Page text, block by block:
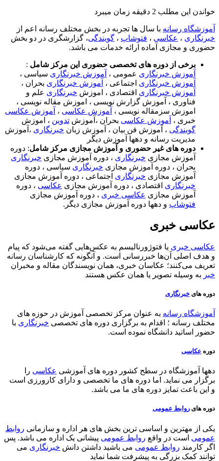
خواندن این مطلب 2 دقیقه زمان میبرد
آموزشگاه رسانه با سال ها تجربه در بخش مختلف رسانه اعم از
خبرنگاری ، عکاسی ، فتوشاپ ، گویندگی، گزارشگری در دو بخش
حضوری و مجازی آماده ارائه خدمات می باشد.
برخی از دوره های تخصصی حضوری این مرکز شامل :
آموزش خبرنگاری عمومی ، آموزش خبرنگاری سیاسی ،
آموزش خبرنگاری اجتماعی ، آموزش خبرنگاری بحران ،
آموزش خبرنگاری اقتصادی ، اموزش خبرنگاری علم و
فناوری ، آموزش گزارش نویسی ، اموزش مقاله نویسی ،
اموزش سزمقاله نویسی ، آموزش عکاسی ، آموزش عکاسی
خبری ، آموزش عکاسی بحران ،آموزش تدوین ، اموزش
گویندگی ، آموزش فن بیان ، آموزش زبان خبرنگاری ،آموزش
مدیریت رسانه و دهها آموزش دیگر
دوره های غیر حضوری و آموزش مجازی مرکز شامل: دوره
آموزش مجازی خبرنگاری ، دوره آموزش مجازی خبرنگاری
بحران ، دوره آموزش مجازی خبرنگاری سیاسی ، دوره
آموزش مجازی خبرنگاری اجتماعی ، دوره آموزش مجازی
خبرنگاری اقتصادی ، دوره آموزش مجازی عکاسی ، دوره
آموزش مجازی عکاسی خبری ، دوره آموزش مجازی
فتوشاپ و دهها دوره آموزش مجازی دیگر.
عکاسی خبری
عکاسی خبری یا فتوژورنالیسم به عکس‌هایی گفته می‌شود که پیام
و هدف اصلی آن‌ها خبررسانی است. و آنگونه که کارشناسان رسانه
تعریف می‌کنند؛ عکاسان خبری، همان نویسندگان مقاله و مخبران
خبر به وسیله تصویر یا همان عکس هستند
دوره های خبرنگاری
آموزشگاه رسانه به عنوان مرکز تخصصی آموزش در حوزه های
مختلف رسانه ؛ اقدام به برگزاری دوره های تخصصی خبرنگاری با
حضور اساتید دانشگاه نموده است.
دوره عکاسی
دهها آموزشگاه در سطح کشور دوره های آموزشی عکاسی را
برگزار می نماید. اما دوره های ما تخصصی و دارای کارورزی است
و این باعث تمایز دوره های ما می باشد.
دوره های روابط عمومی
یکی از مهترین و اساسی ترین بخش های هر اداره و سازمانی روابط
عمومی است در واقع روابط عمومی پیشانی یک اداره می باشد. پس
اگر کارمند روابط عمومی می باشید داشتن دانش خبرنگاری می
توانند کمک بزرگی به پیشرفت شما نماید